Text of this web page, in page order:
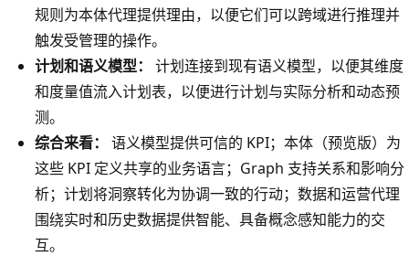
规则为本体代理提供理由，以便它们可以跨域进行推理并
触发受管理的操作。
计划和语义模型：
计划连接到现有语义模型，以便其维度
和度量值流入计划表，以便进行计划与实际分析和动态预
测。
综合来看：
语义模型提供可信的 KPI；本体（预览版）为
这些 KPI 定义共享的业务语言；Graph 支持关系和影响分
析；计划将洞察转化为协调一致的行动；数据和运营代理
围绕实时和历史数据提供智能、具备概念感知能力的交
互。